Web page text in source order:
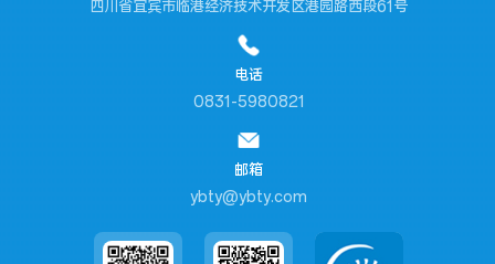
四川省宜宾市临港经济技术开发区港园路西段61号
电话
0831-5980821
邮箱
ybty@ybty.com